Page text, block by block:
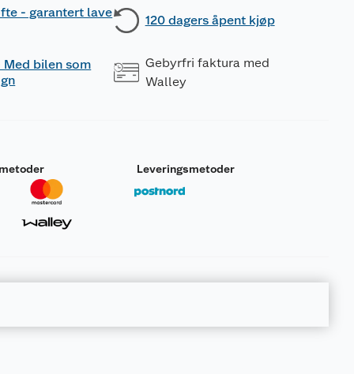
- garantert lave
120 dagers åpent kjøp
Med bilen som
Gebyrfri faktura med
Walley
Leveringsmetoder